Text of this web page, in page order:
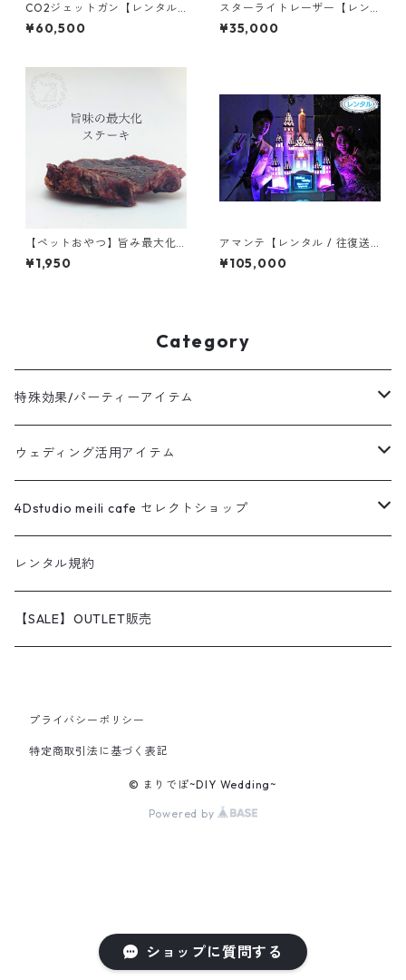
ショップに質問する
CO2ジェットガン【レンタル /
往復送料・保証金￥11,000
込】
¥60,500
スターライトレーザー【レン
タル / 往復送料・保証金￥11,0
00 込】
¥35,000
【ペットおやつ】旨み最大化
ジャーキー "ステーキ" 60g
¥1,950
アマンテ【レンタル / 往復送
料・保証金￥11,000 込】
¥105,000
Category
特殊効果/パーティーアイテム
販売
レンタル
ウェディング活用アイテム
販売
レンタル
アウトレット品販売
4Dstudio meili cafe セレクトショップ
オリジナルアイテム
わんちゃんグッズ
レンタル規約
【SALE】OUTLET販売
プライバシーポリシー
特定商取引法に基づく表記
© まりでぽ~DIY Wedding~
Powered by